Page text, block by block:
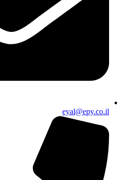
eyal@epy.co.il